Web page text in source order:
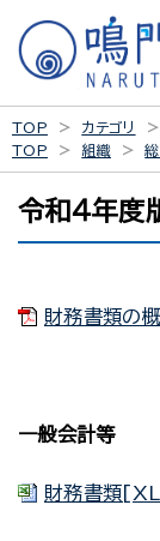
TOP カテゴリ
TOP
組織
令和４年度
財務書類の
一般会計等
財務書類